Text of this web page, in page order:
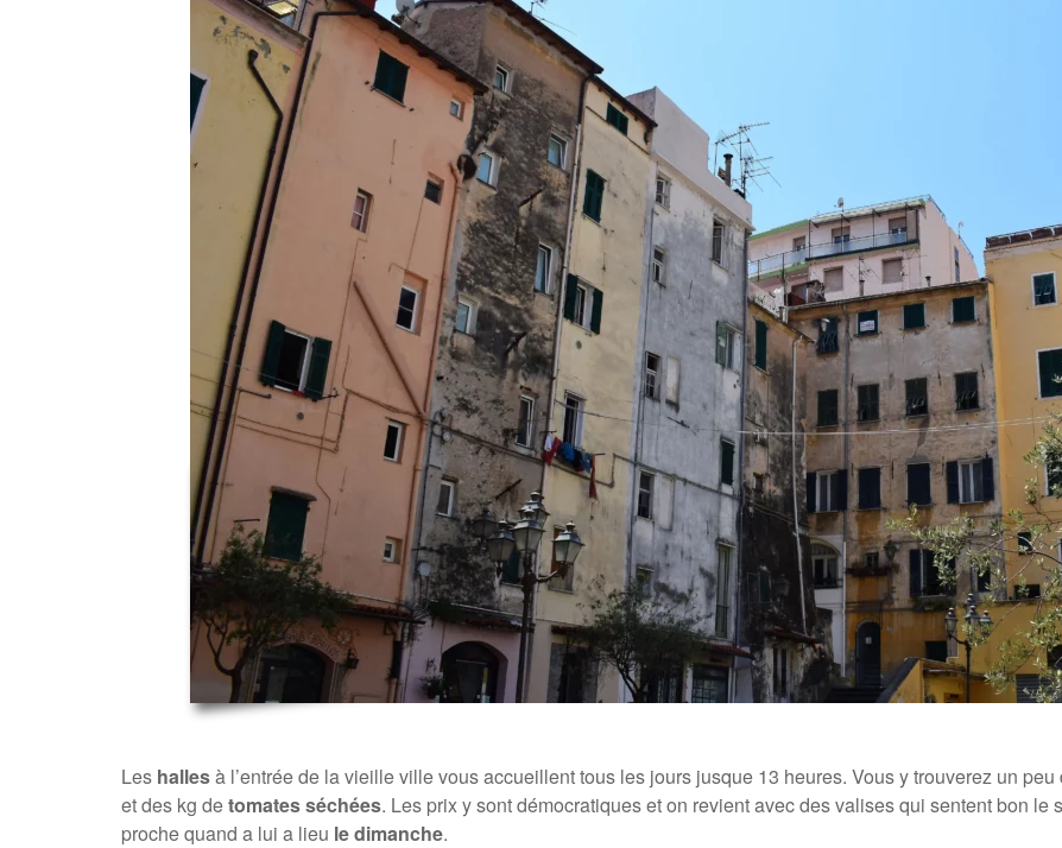
Les hallesà l’entrée de la vieille ville vous accueillent tous les jours jusque 13 heures. Vous y trouverez un
et des kg detomates séchées. Les prix y sont démocratiques et on revient avec des valises qui sentent bon le
proche quand a lui a lieu le dimanche.